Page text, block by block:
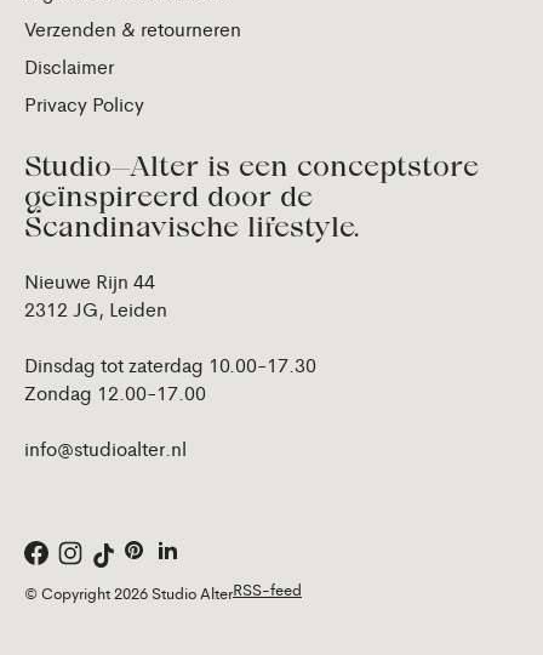
Verzenden & retourneren
Disclaimer
Privacy Policy
Studio—Alter is een conceptstore
geïnspireerd door de
Scandinavische lifestyle.
Nieuwe Rijn 44
2312 JG, Leiden
Dinsdag tot zaterdag 10.00-17.30
Zondag 12.00-17.00
info@studioalter.nl
© Copyright 2026 Studio AlterRSS-feed